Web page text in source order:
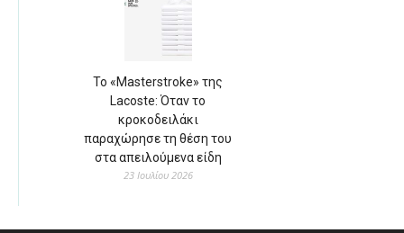
Το «Masterstroke» της
Lacoste: Όταν το
κροκοδειλάκι
παραχώρησε τη θέση του
στα απειλούμενα είδη
23 Ιουλίου 2026